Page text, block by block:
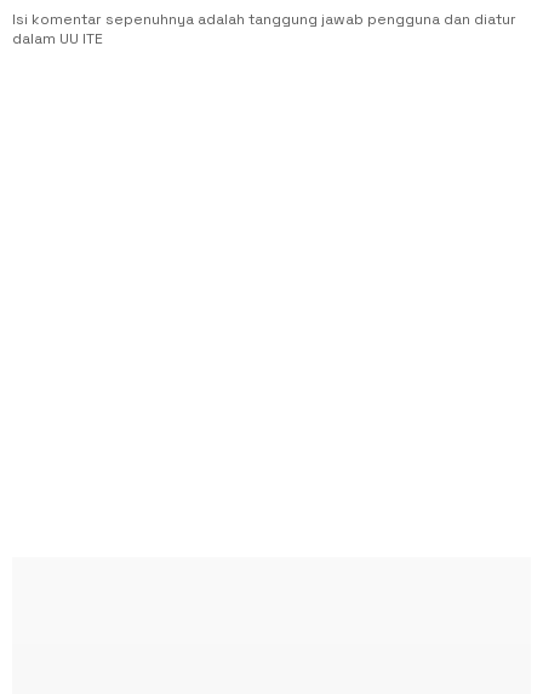
Isi komentar sepenuhnya adalah tanggung jawab pengguna dan diatur
dalam UU ITE